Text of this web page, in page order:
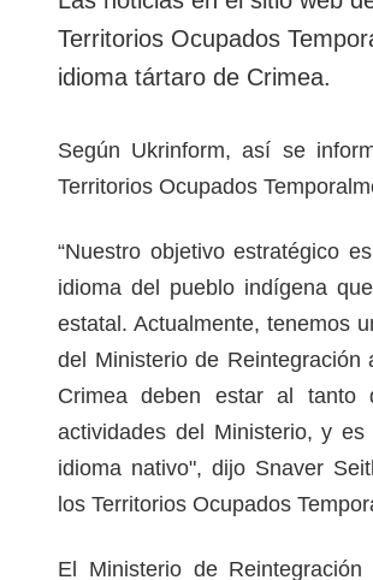
Cultura
emergencias
personales
Territorios Ocupados
idioma tártaro de Crimea.
Según Ukrinform, así se
Territorios Ocupados
“Nuestro objetivo estratégico
idioma del pueblo indígena
estatal. Actualmente, tenemos
del Ministerio de
Crimea deben estar al tanto
actividades del Ministerio, y
idioma nativo", dijo Snaver
los Territorios Ocupados
El Ministerio de